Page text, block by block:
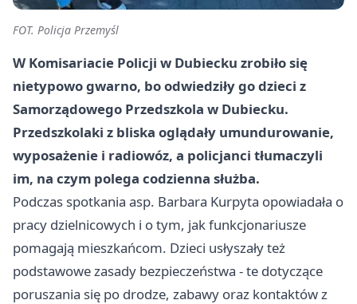
FOT. Policja Przemyśl
W Komisariacie Policji w Dubiecku zrobiło się
nietypowo gwarno, bo odwiedziły go dzieci z
Samorządowego Przedszkola w Dubiecku.
Przedszkolaki z bliska oglądały umundurowanie,
wyposażenie i radiowóz, a policjanci tłumaczyli
im, na czym polega codzienna służba.
Podczas spotkania asp. Barbara Kurpyta opowiadała o
pracy dzielnicowych i o tym, jak funkcjonariusze
pomagają mieszkańcom. Dzieci usłyszały też
podstawowe zasady bezpieczeństwa - te dotyczące
poruszania się po drodze, zabawy oraz kontaktów z